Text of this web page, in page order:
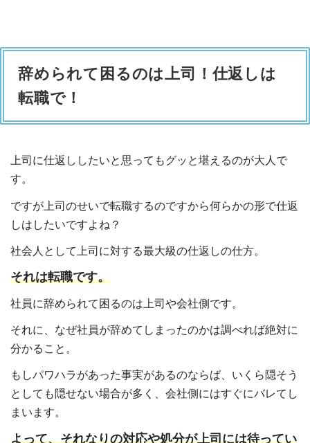
辞められて困るのは上司！仕返しは
転職で！
上司に仕返ししたいと思ってもグッと堪えるのが大人で
す。
ですが上司のせいで転職するのですから何らかの形で仕返
しはしたいですよね？
社会人として上司に対する最大級の仕返しの仕方。
それは転職です。
社員に辞められて困るのは上司や会社側です。
それに、なぜ社員が辞めてしまったのかは調べれば絶対に
分かること。
もしパワハラがあった事実があるのならば、いくら隠そう
としても隠せない場合が多く、会社側にはすぐにバレてし
まいます。
よって、それなりの対応や処分が上司には待ってい